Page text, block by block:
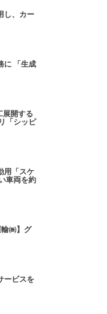
し、カー
に 「生成
展開する
「シッピ
用「スケ
車両を約
㈱】グ
ービスを